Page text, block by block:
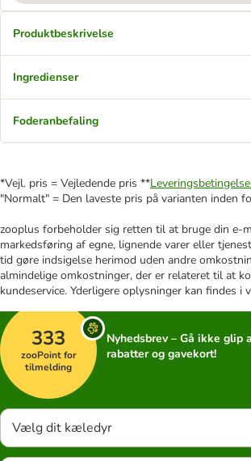
Produktbeskrivelse
Ingredienser
Foderanbefaling
*Vejl. pris = Vejledende pris **
"Normalt" = Den laveste pris på varianten inden
zooplus forbeholder sig retten til at bruge din e-
markedsføring af egne, lignende varer eller
tid gøre indsigelse herimod uden andre
almindelige omkostninger, der er relateret til at
kundeservice. Yderligere oplysninger kan findes i
333
zooPoint for
tilmelding
Nyhedsbrev – Gå ikke glip
rabatter og gavekort!
Vælg dit kæledyr